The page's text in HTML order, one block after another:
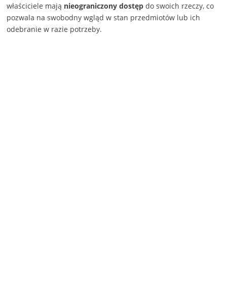
właściciele mają nieograniczony dostęp do swoich rzeczy, co
pozwala na swobodny wgląd w stan przedmiotów lub ich
odebranie w razie potrzeby.